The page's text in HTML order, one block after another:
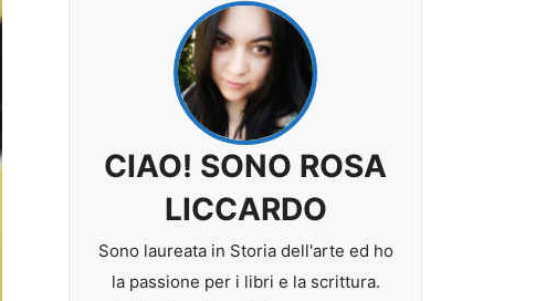
CIAO! SONO ROSA
LICCARDO
Sono laureata in Storia dell'arte ed ho
la passione per i libri e la scrittura.